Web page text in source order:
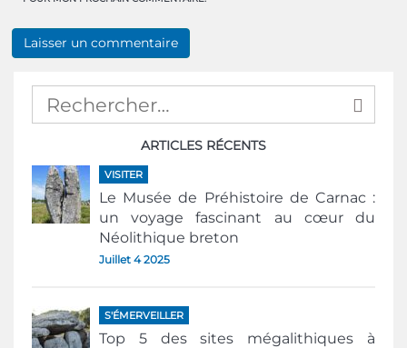
ARTICLES RÉCENTS
VISITER
Le Musée de Préhistoire de Carnac :
un voyage fascinant au cœur du
Néolithique breton
Juillet 4 2025
S'ÉMERVEILLER
Top 5 des sites mégalithiques à